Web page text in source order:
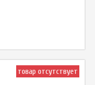
товар отсутствует